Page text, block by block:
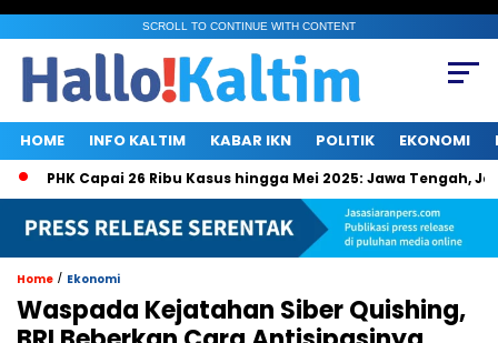
SCROLL TO CONTINUE WITH CONTENT
HOME INFO KALTIM KABAR IKN POLITIK EKONOMI
PHK Capai 26 Ribu Kasus hingga Mei 2025: Jawa Tengah,
Home / Ekonomi
Waspada Kejatahan Siber Quishing,